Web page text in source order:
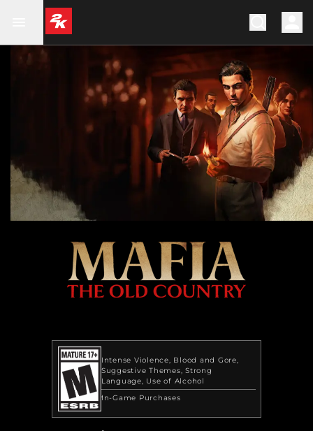
Intense Violence
Blood and Gore
Suggestive Themes Strong
Language
Use of Alcohol
In-Game Purchases